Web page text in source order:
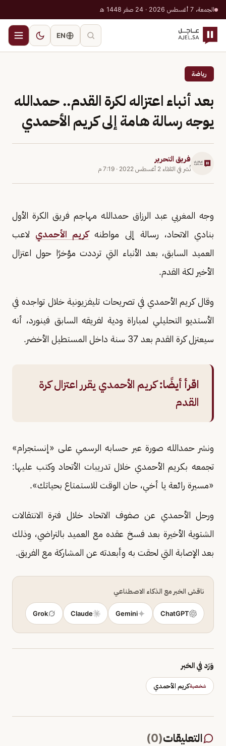
الجمعة، 7 أغسطس 2026 · 24 صفر 1448 هـ
EN
رياضة
بعد أنباء اعتزاله لكرة القدم.. حمدالله
يوجه رسالة هامة إلى كريم الأحمدي
فريق التحرير
نُشر في الثلاثاء 2 أغسطس 2022 · 7:19 م
وجه المغربي عبد الرزاق حمدالله مهاجم فريق الكرة الأول
بنادي الاتحاد، رسالة إلى مواطنهكريم الأحمدي لاعب
العميد السابق، بعد الأنباء التي ترددت مؤخرًا حول اعتزال
الأخير لكة القدم.
وقال كريم الأحمدي في تصريحات تليفزيونية خلال تواجده في
الأستديو التحليلي لمباراة ودية لفريقه السابق فينورد، أنه
سيعتزل كرة القدم بعد 37 سنة داخل المستطيل الأخضر.
اقرأ أيضًا: كريم الأحمدي يقرر اعتزال كرة
القدم
ونشر حمدالله صورة عبر حسابه الرسمي على «إنستجرام»
تجمعه بكريم الأحمدي خلال تدريبات الأتحاد وكتب عليها:
«مسيرة رائعة يا أخي، حان الوقت للاستمتاع بحياتك».
ورحل الأحمدي عن صفوف الاتحاد خلال فترة الانتقالات
الشتوية الأخيرة بعد فسخ عقده مع العميد بالتراضي، وذلك
بعد الإصابة التي لحقت به وأبعدته عن المشاركة مع الفريق.
ناقش الخبر مع الذكاء الاصطناعي
ChatGPT
Gemini
Claude
Grok
وَرَد في الخبر
شخصيةكريم الأحمدي
التعليقات(
0
)